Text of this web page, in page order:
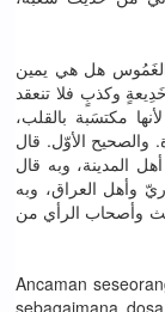
اليمين الغَمُوس هل هي يمين
وكذبٍ فلا تنعقد
مكتسَبة بالقلب،
والصحيح الأوّل. قال
المدينة، وبه قال
وأهل العراق، وبه
وأصحاب الرأي من
Ancaman